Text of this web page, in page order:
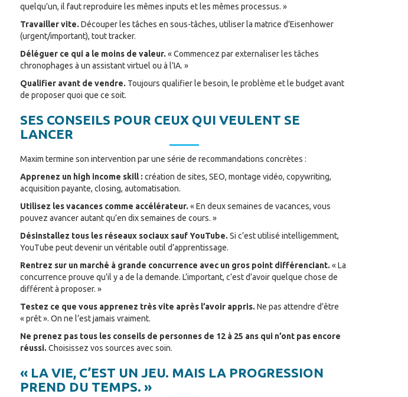
quelqu’un, il faut reproduire les mêmes inputs et les mêmes processus. »
Travailler vite. Découper les tâches en sous-tâches, utiliser la matrice d’Eisenhower
(urgent/important), tout tracker.
Déléguer ce qui a le moins de valeur. « Commencez par externaliser les tâches
chronophages à un assistant virtuel ou à l’IA. »
Qualifier avant de vendre. Toujours qualifier le besoin, le problème et le budget avant
de proposer quoi que ce soit.
SES CONSEILS POUR CEUX QUI VEULENT SE
LANCER
Maxim termine son intervention par une série de recommandations concrètes :
Apprenez un high income skill : création de sites, SEO, montage vidéo, copywriting,
acquisition payante, closing, automatisation.
Utilisez les vacances comme accélérateur. « En deux semaines de vacances, vous
pouvez avancer autant qu’en dix semaines de cours. »
Désinstallez tous les réseaux sociaux sauf YouTube. Si c’est utilisé intelligemment,
YouTube peut devenir un véritable outil d’apprentissage.
Rentrez sur un marché à grande concurrence avec un gros point différenciant. « La
concurrence prouve qu’il y a de la demande. L’important, c’est d’avoir quelque chose de
différent à proposer. »
Testez ce que vous apprenez très vite après l’avoir appris. Ne pas attendre d’être
« prêt ». On ne l’est jamais vraiment.
Ne prenez pas tous les conseils de personnes de 12 à 25 ans qui n’ont pas encore
réussi. Choisissez vos sources avec soin.
« LA VIE, C’EST UN JEU. MAIS LA PROGRESSION
PREND DU TEMPS. »